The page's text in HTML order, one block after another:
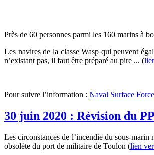
Près de 60 personnes parmi les 160 marins à
Les navires de la classe Wasp qui peuvent
n’existant pas, il faut être préparé au pire ... (
Pour suivre l’information : Naval Surface
30 juin 2020 : Révision du
Les circonstances de l’incendie du sous-
obsolète du port de militaire de Toulon (lien